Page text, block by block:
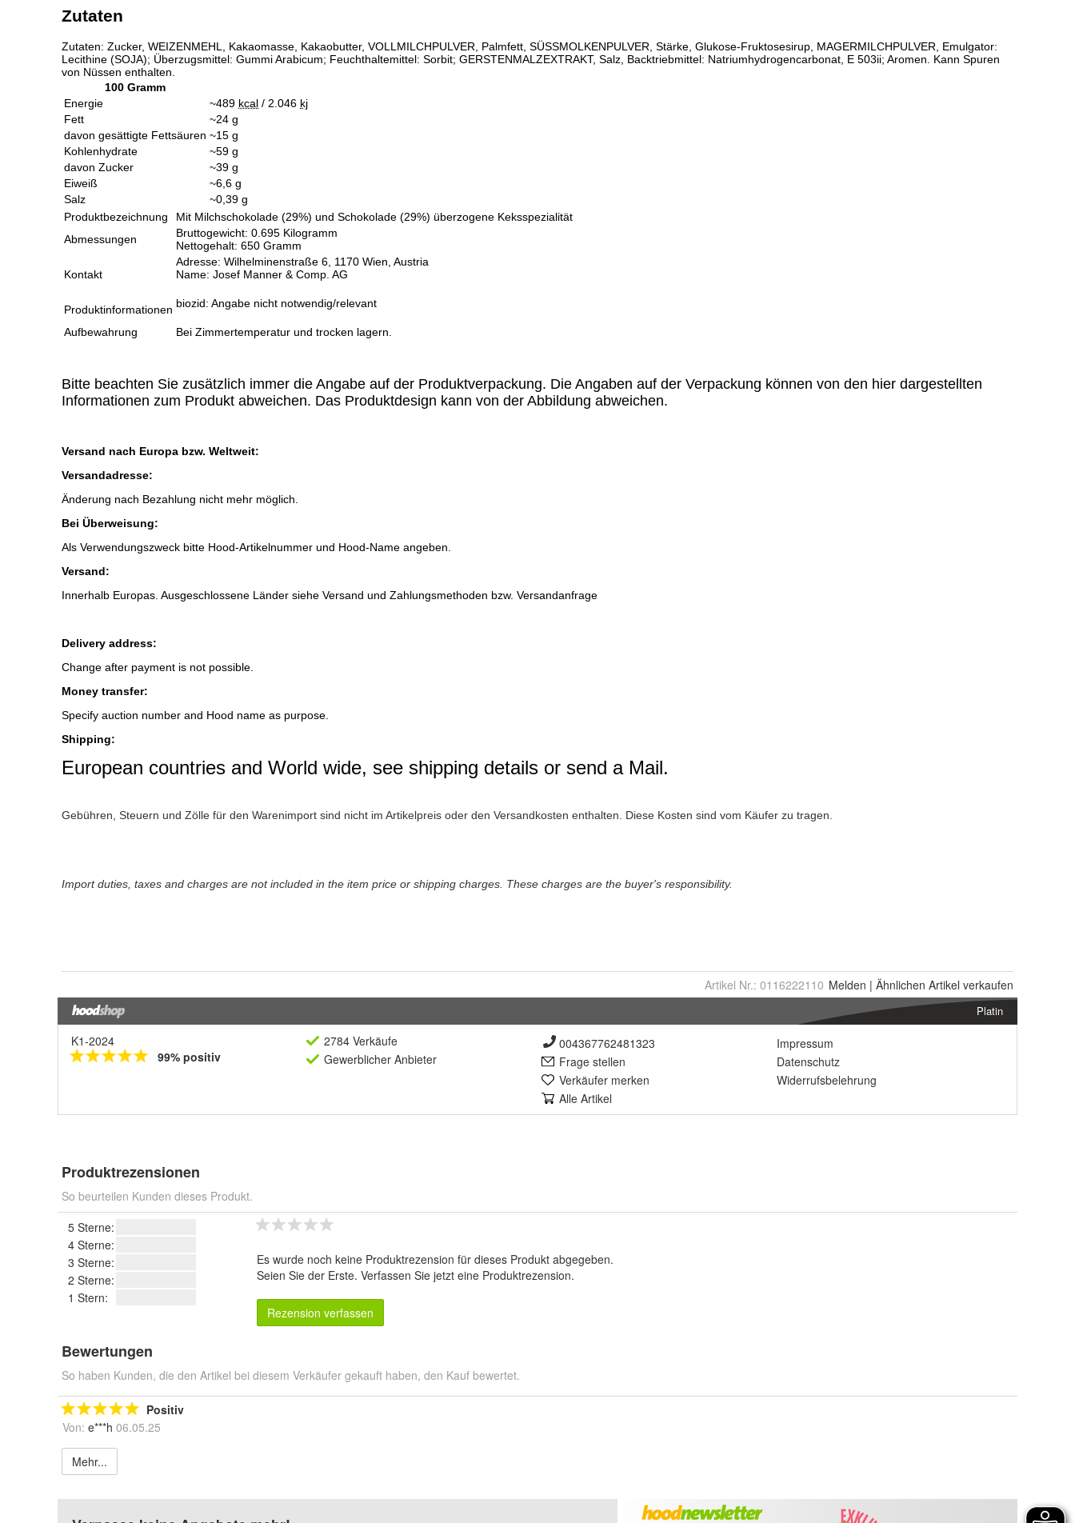
Artikel Nr.: 0116222110 Melden | Ähnlichen Artikel verkaufen
Platin
K1-2024
99% positiv
2784 Verkäufe
Gewerblicher Anbieter
004367762481323
Frage stellen
Verkäufer merken
Alle Artikel
Impressum
Datenschutz
Widerrufsbelehrung
Produktrezensionen
So beurteilen Kunden dieses Produkt.
5 Sterne:
4 Sterne:
3 Sterne:
2 Sterne:
1 Stern:
Es wurde noch keine Produktrezension für dieses Produkt abgegeben.
Seien Sie der Erste. Verfassen Sie jetzt eine Produktrezension.
Rezension verfassen
Bewertungen
So haben Kunden, die den Artikel bei diesem Verkäufer gekauft haben, den Kauf bewertet.
Positiv
Von: e***h 06.05.25
Mehr...